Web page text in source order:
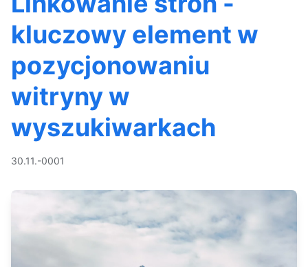
kluczowy element w
pozycjonowaniu
witryny w
wyszukiwarkach
30.11.-0001